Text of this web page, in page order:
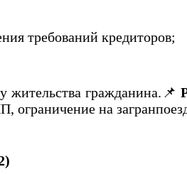
требований кредиторов;
жительства гражданина.📌
ограничение на